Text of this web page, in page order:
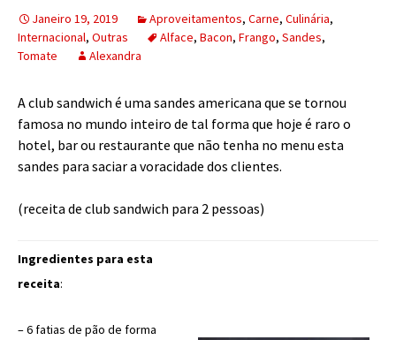
Janeiro 19, 2019 Aproveitamentos, Carne, Culinária,
Internacional, Outras Alface, Bacon, Frango, Sandes,
Tomate
Alexandra
A club sandwich é uma sandes americana que se tornou
famosa no mundo inteiro de tal forma que hoje é raro o
hotel, bar ou restaurante que não tenha no menu esta
sandes para saciar a voracidade dos clientes.
(receita de club sandwich para 2 pessoas)
Ingredientes para esta
receita:
– 6 fatias de pão de forma